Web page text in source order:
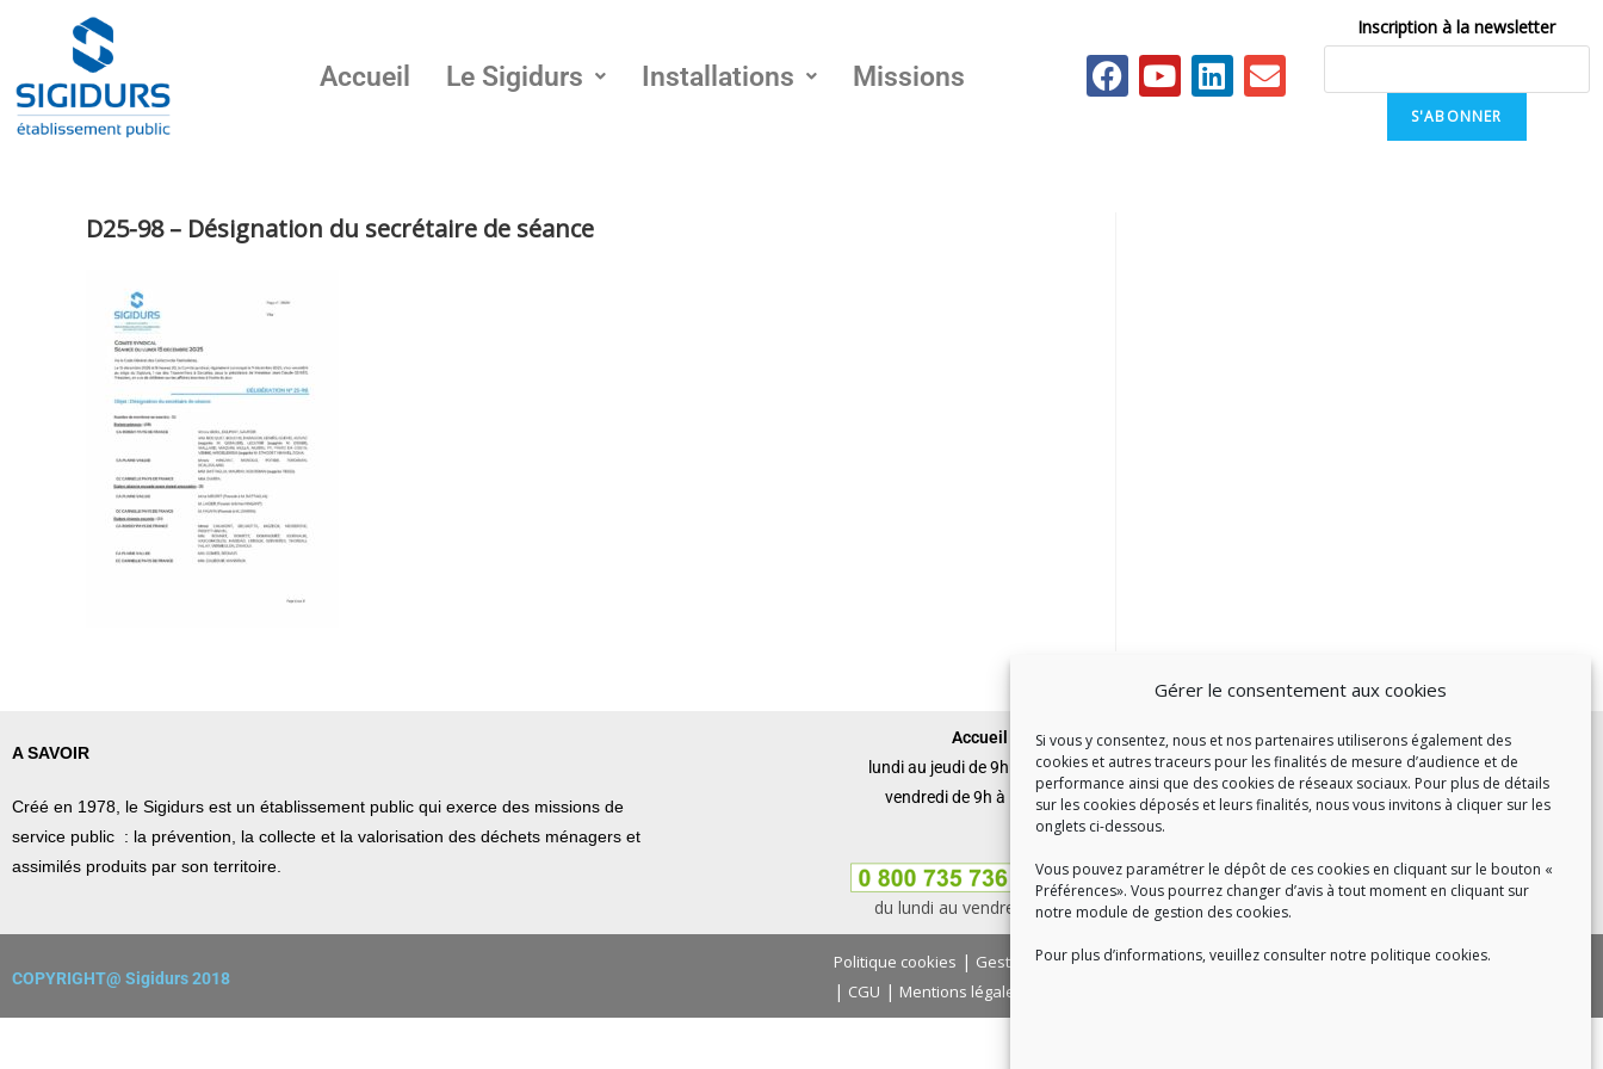
Gérer le consentement aux cookies
Si vous y consentez, nous et nos partenaires utiliserons également des
cookies et autres traceurs pour les finalités de mesure d’audience et de
performance ainsi que des cookies de réseaux sociaux. Pour plus de détails
sur les cookies déposés et leurs finalités, nous vous invitons à cliquer sur les
onglets ci-dessous.
Vous pouvez paramétrer le dépôt de ces cookies en cliquant sur le bouton «
Préférences». Vous pourrez changer d’avis à tout moment en cliquant sur
notre module de gestion des cookies.
Pour plus d’informations, veuillez consulter notre politique cookies.
Accueil Le Sigidurs Installations Missions
Inscription à la newsletter
S'ABONNER
D25-98 – Désignation du secrétaire de séance
A SAVOIR
Créé en 1978, le Sigidurs est un établissement public qui exerce des missions de
service public : la prévention, la collecte et la valorisation des déchets ménagers et
assimilés produits par son territoire.
Accueil du public :
lundi au jeudi de 9h à 12h et de 14h à 17h
vendredi de 9h à 12h et de 14h à 16h
du lundi au vendredi, de 8h30 à 18h30
COPYRIGHT@ Sigidurs 2018
Politique cookies | Gestion des cookies|Politique de confidentialité
| CGU | Mentions légales